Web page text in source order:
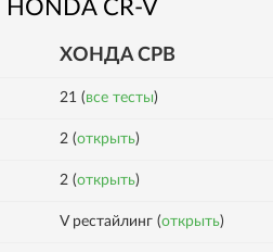
HONDA CR-V
ХОНДА СРВ
21 (все тесты)
2 (открыть)
2 (открыть)
V рестайлинг (открыть)